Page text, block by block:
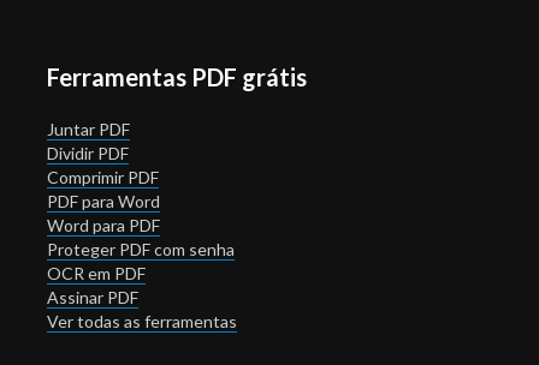
Ferramentas PDF grátis
Juntar PDF
Dividir PDF
Comprimir PDF
PDF para Word
Word para PDF
Proteger PDF com senha
OCR em PDF
Assinar PDF
Ver todas as ferramentas